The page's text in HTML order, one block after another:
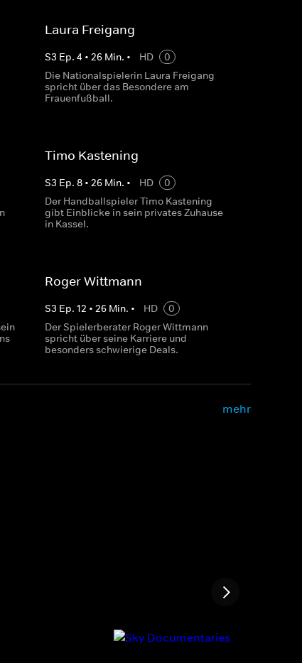
Laura Freigang
S3 Ep. 4 • 26Min. • HD
0
Die Nationalspielerin Laura Freigang
spricht über das Besondere am
Frauenfußball.
Timo Kastening
S3 Ep. 8• 26Min. • HD
0
Der Handballspieler Timo Kastening
gibt Einblicke in sein privates Zuhause
in Kassel.
Roger Wittmann
S3 Ep. 12 • 26Min. • HD
0
Der Spielerberater Roger Wittmann
spricht über seine Karriere und
besonders schwierige Deals.
mehr